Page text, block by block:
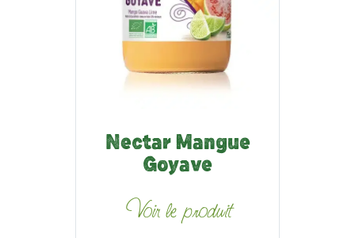
Nectar Mangue
Goyave
Voir le produit